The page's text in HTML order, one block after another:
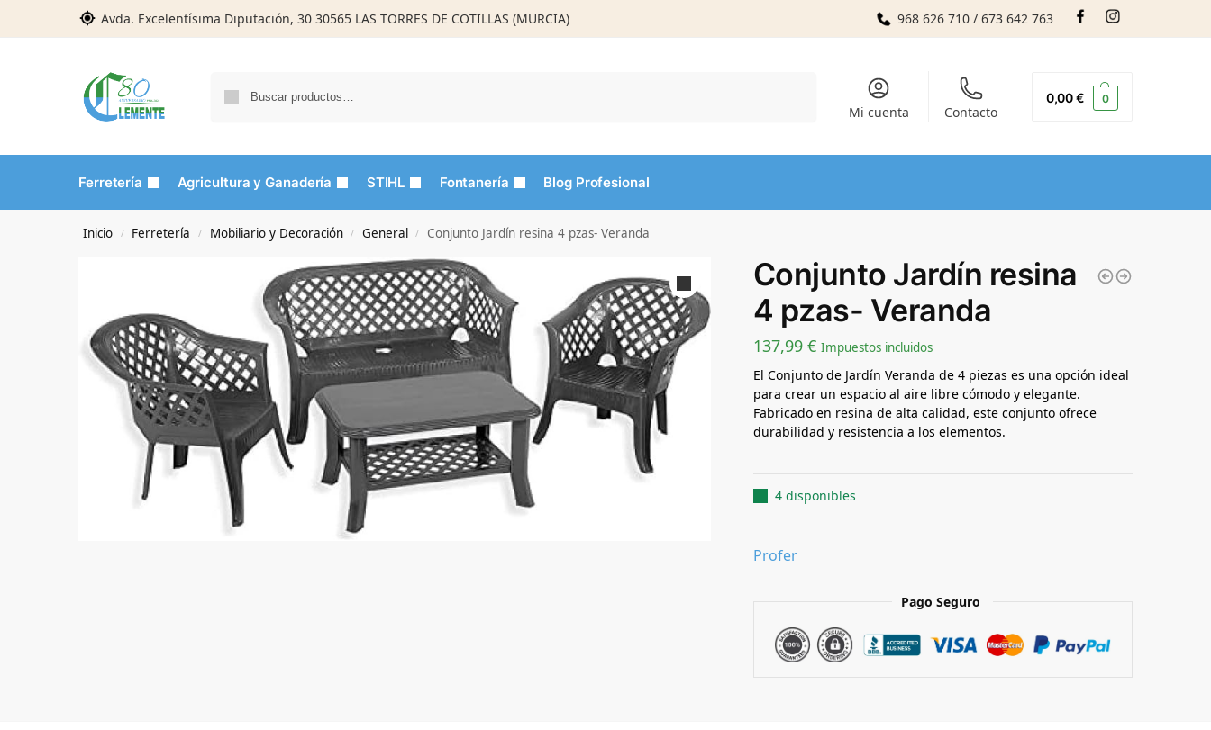
Avda. Excelentísima Diputación, 30 30565 LAS TORRES DE COTILLAS (MURCIA) 968 626 710 / 673 642 763
Mi cuenta Contacto
0,00€ 0
Ferretería Agricultura y Ganadería STIHL Fontanería Blog Profesional
Inicio / Ferretería / Mobiliario y Decoración / General / Conjunto Jardín resina 4 pzas- Veranda
Conjunto Jardín resina
4 pzas- Veranda
137,99 € Impuestos incluidos
El Conjunto de Jardín Veranda de 4 piezas es una opción ideal
para crear un espacio al aire libre cómodo y elegante.
Fabricado en resina de alta calidad, este conjunto ofrece
durabilidad y resistencia a los elementos.
4 disponibles
Profer
Pago Seguro